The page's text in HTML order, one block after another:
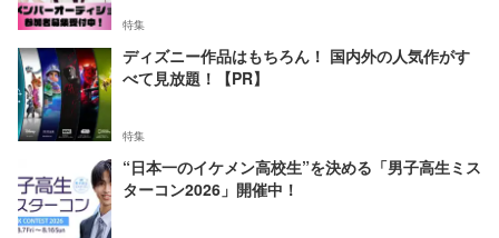
特集
ディズニー作品はもちろん！ 国内外の人気作がす
べて見放題！【PR】
特集
“日本一のイケメン高校生”を決める「男子高生ミス
ターコン2026」開催中！